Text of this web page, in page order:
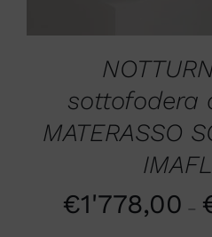
sottofodera
MATERASSO
€1'778,00 –